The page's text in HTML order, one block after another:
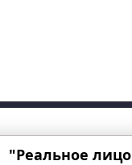
"Реальное лицо